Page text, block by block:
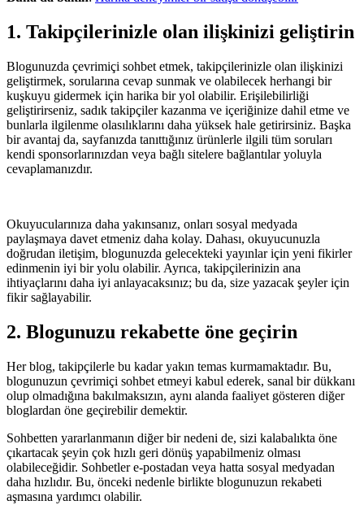
1. Takipçilerinizle olan ilişkinizi geliştirin
Blogunuzda çevrimiçi sohbet etmek, takipçilerinizle olan ilişkinizi
geliştirmek, sorularına cevap sunmak ve olabilecek herhangi bir
kuşkuyu gidermek için harika bir yol olabilir. Erişilebilirliği
geliştirirseniz, sadık takipçiler kazanma ve içeriğinize dahil etme ve
bunlarla ilgilenme olasılıklarını daha yüksek hale getirirsiniz. Başka
bir avantaj da, sayfanızda tanıttığınız ürünlerle ilgili tüm soruları
kendi sponsorlarınızdan veya bağlı sitelere bağlantılar yoluyla
cevaplamanızdır.
Okuyucularınıza daha yakınsanız, onları sosyal medyada
paylaşmaya davet etmeniz daha kolay. Dahası, okuyucunuzla
doğrudan iletişim, blogunuzda gelecekteki yayınlar için yeni fikirler
edinmenin iyi bir yolu olabilir. Ayrıca, takipçilerinizin ana
ihtiyaçlarını daha iyi anlayacaksınız; bu da, size yazacak şeyler için
fikir sağlayabilir.
2. Blogunuzu rekabette öne geçirin
Her blog, takipçilerle bu kadar yakın temas kurmamaktadır. Bu,
blogunuzun çevrimiçi sohbet etmeyi kabul ederek, sanal bir dükkanı
olup olmadığına bakılmaksızın, aynı alanda faaliyet gösteren diğer
bloglardan öne geçirebilir demektir.
Sohbetten yararlanmanın diğer bir nedeni de, sizi kalabalıkta öne
çıkartacak şeyin çok hızlı geri dönüş yapabilmeniz olması
olabileceğidir. Sohbetler e-postadan veya hatta sosyal medyadan
daha hızlıdır. Bu, önceki nedenle birlikte blogunuzun rekabeti
aşmasına yardımcı olabilir.